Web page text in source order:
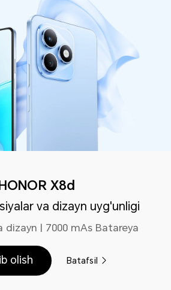
X8d
va dizayn uyg'unligi
dizayn | 7000 mAs Batareya
olish Batafsil